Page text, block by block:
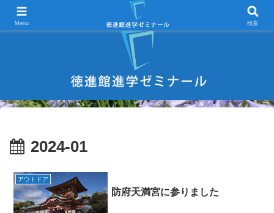
宇部市 学習塾 中学受験 高校受験 大学受験 進学塾 試験対策
2024-01
アウトドア
防府天満宮に参りました
Menu 検索